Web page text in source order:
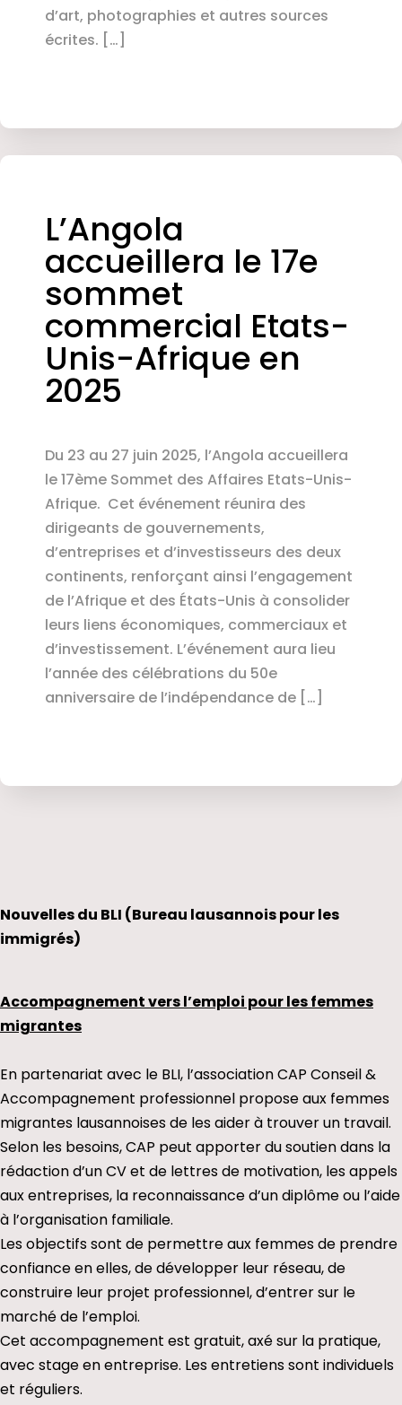
d’art, photographies et autres sources
écrites. […]
L’Angola
accueillera le 17e
sommet
commercial Etats-
Unis-Afrique en
2025
Du 23 au 27 juin 2025, l’Angola accueillera
le 17ème Sommet des Affaires Etats-Unis-
Afrique. Cet événement réunira des
dirigeants de gouvernements,
d’entreprises et d’investisseurs des deux
continents, renforçant ainsi l’engagement
de l’Afrique et des États-Unis à consolider
leurs liens économiques, commerciaux et
d’investissement. L’événement aura lieu
l’année des célébrations du 50e
anniversaire de l’indépendance de […]
Nouvelles du BLI (Bureau lausannois pour les
immigrés)
Accompagnement vers l’emploi pour les femmes
migrantes
En partenariat avec le BLI, l’association CAP Conseil &
Accompagnement professionnel propose aux femmes
migrantes lausannoises de les aider à trouver un travail.
Selon les besoins, CAP peut apporter du soutien dans la
rédaction d’un CV et de lettres de motivation, les appels
aux entreprises, la reconnaissance d’un diplôme ou l’aide
à l’organisation familiale.
Les objectifs sont de permettre aux femmes de prendre
confiance en elles, de développer leur réseau, de
construire leur projet professionnel, d’entrer sur le
marché de l’emploi.
Cet accompagnement est gratuit, axé sur la pratique,
avec stage en entreprise. Les entretiens sont individuels
et réguliers.